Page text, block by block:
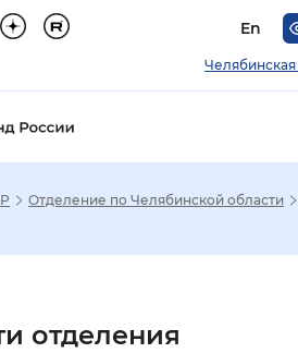
En
Челябинская
Размер шрифта
Отделение по Челябинской области
отделения